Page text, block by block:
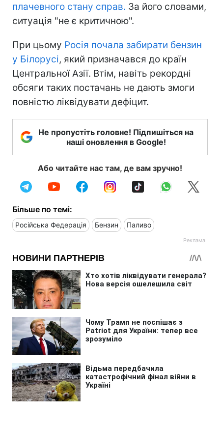
плачевного стану справ. За його словами,
ситуація "не є критичною".
При цьому Росія почала забирати бензин
у Білорусі, який призначався до країн
Центральної Азії. Втім, навіть рекордні
обсяги таких постачань не дають змоги
повністю ліквідувати дефіцит.
Не пропустіть головне! Підпишіться на
наші оновлення в Google!
Або читайте нас там, де вам зручно!
Більше по темі:
Російська Федерація Бензин Паливо